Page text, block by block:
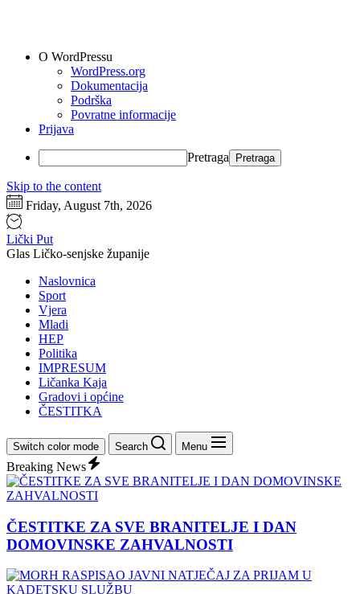
O WordPressu
WordPress.org
Dokumentacija
Podrška
Povratne informacije
Prijava
Pretraga
Skip to the content
Friday, August 7th, 2026
Lički Put
Glas Ličko-senjske županije
Naslovnica
Sport
Vjera
Mladi
HEP
Politika
IMPRESUM
Ličanka Kaja
Gradovi i općine
ČESTITKA
Switch color mode Search Menu
Breaking News
ČESTITKE ZA SVE BRANITELJE I DAN
DOMOVINSKE ZAHVALNOSTI